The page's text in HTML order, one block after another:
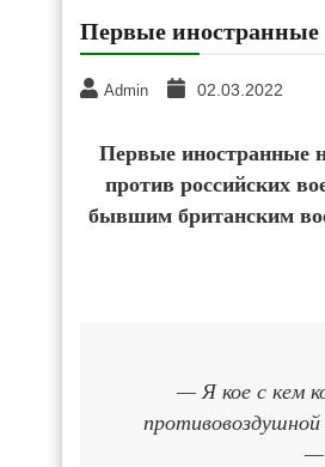
Первые
Admin 02.03.2022
Первые иностранные
против российских
бывшим британским
— Я кое с кем